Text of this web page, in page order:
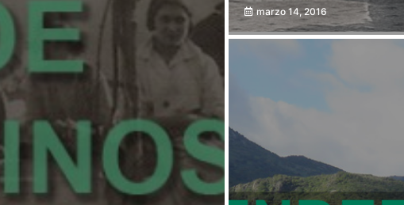
marzo 14, 2016